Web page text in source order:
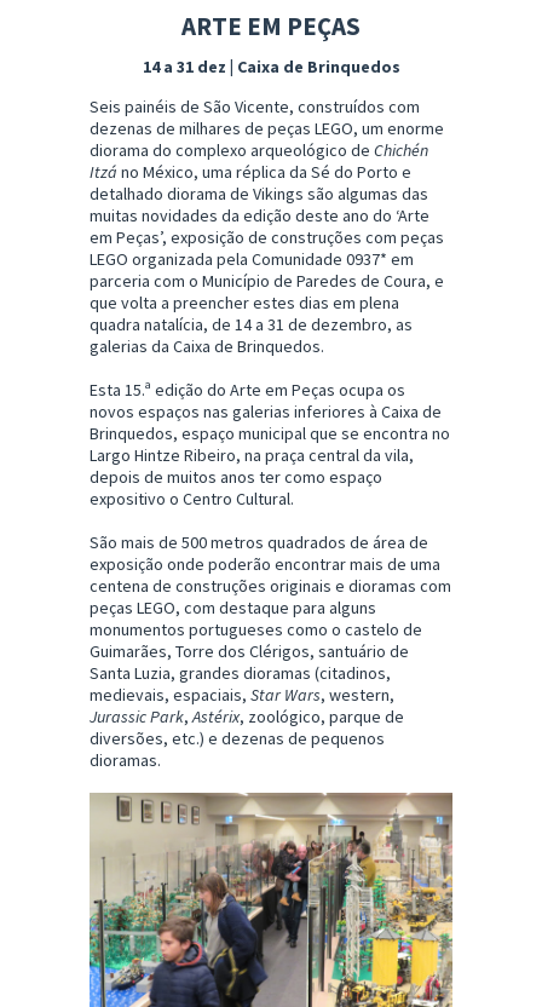
ARTE EM PEÇAS
14 a 31 dez | Caixa de Brinquedos
Seis painéis de São Vicente, construídos com
dezenas de milhares de peças LEGO, um enorme
diorama do complexo arqueológico de Chichén
Itzá no México, uma réplica da Sé do Porto e
detalhado diorama de Vikings são algumas das
muitas novidades da edição deste ano do ‘Arte
em Peças’, exposição de construções com peças
LEGO organizada pela Comunidade 0937* em
parceria com o Município de Paredes de Coura, e
que volta a preencher estes dias em plena
quadra natalícia, de 14 a 31 de dezembro, as
galerias da Caixa de Brinquedos.
Esta 15.ª edição do Arte em Peças ocupa os
novos espaços nas galerias inferiores à Caixa de
Brinquedos, espaço municipal que se encontra no
Largo Hintze Ribeiro, na praça central da vila,
depois de muitos anos ter como espaço
expositivo o Centro Cultural.
São mais de 500 metros quadrados de área de
exposição onde poderão encontrar mais de uma
centena de construções originais e dioramas com
peças LEGO, com destaque para alguns
monumentos portugueses como o castelo de
Guimarães, Torre dos Clérigos, santuário de
Santa Luzia, grandes dioramas (citadinos,
medievais, espaciais, Star Wars, western,
Jurassic Park,Astérix, zoológico, parque de
diversões, etc.) e dezenas de pequenos
dioramas.